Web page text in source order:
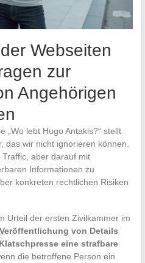
Webseiten
zur
Angehörigen
„Wo lebt Hugo Antakis?“ stellt
das wir nicht ignorieren können.
aber darauf mit
Informationen zu
konkreten rechtlichen Risiken
Urteil der ersten Zivilkammer im
von Details
eine strafbare
die betroffene Person ein